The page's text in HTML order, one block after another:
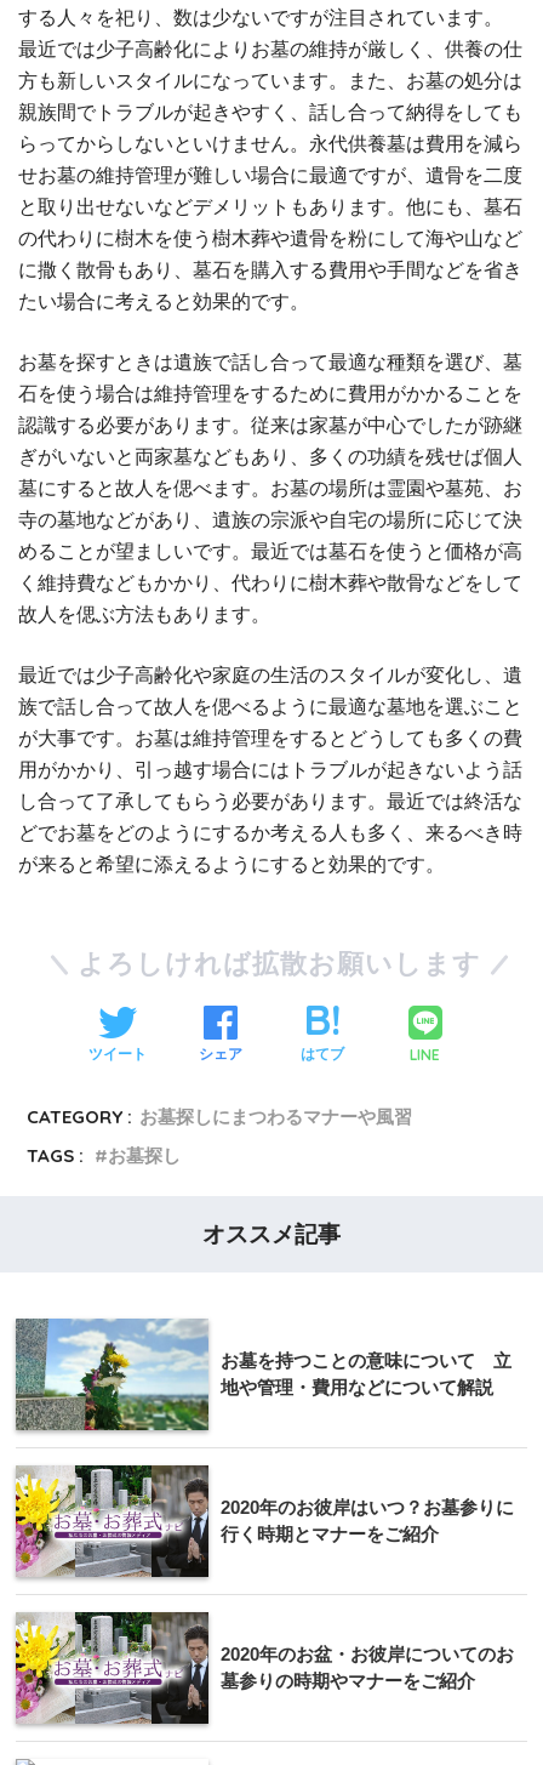
する人々を祀り、数は少ないですが注目されています。
最近では少子高齢化によりお墓の維持が厳しく、供養の仕
方も新しいスタイルになっています。また、お墓の処分は
親族間でトラブルが起きやすく、話し合って納得をしても
らってからしないといけません。永代供養墓は費用を減ら
せお墓の維持管理が難しい場合に最適ですが、遺骨を二度
と取り出せないなどデメリットもあります。他にも、墓石
の代わりに樹木を使う樹木葬や遺骨を粉にして海や山など
に撒く散骨もあり、墓石を購入する費用や手間などを省き
たい場合に考えると効果的です。
お墓を探すときは遺族で話し合って最適な種類を選び、墓
石を使う場合は維持管理をするために費用がかかることを
認識する必要があります。従来は家墓が中心でしたが跡継
ぎがいないと両家墓などもあり、多くの功績を残せば個人
墓にすると故人を偲べます。お墓の場所は霊園や墓苑、お
寺の墓地などがあり、遺族の宗派や自宅の場所に応じて決
めることが望ましいです。最近では墓石を使うと価格が高
く維持費などもかかり、代わりに樹木葬や散骨などをして
故人を偲ぶ方法もあります。
最近では少子高齢化や家庭の生活のスタイルが変化し、遺
族で話し合って故人を偲べるように最適な墓地を選ぶこと
が大事です。お墓は維持管理をするとどうしても多くの費
用がかかり、引っ越す場合にはトラブルが起きないよう話
し合って了承してもらう必要があります。最近では終活な
どでお墓をどのようにするか考える人も多く、来るべき時
が来ると希望に添えるようにすると効果的です。
よろしければ拡散お願いします
ツイート シェア はてブ LINE
CATEGORY : お墓探しにまつわるマナーや風習
TAGS :
お墓探し
オススメ記事
お墓を持つことの意味について 立
地や管理・費用などについて解説
2020年のお彼岸はいつ？お墓参りに
行く時期とマナーをご紹介
2020年のお盆・お彼岸についてのお
墓参りの時期やマナーをご紹介